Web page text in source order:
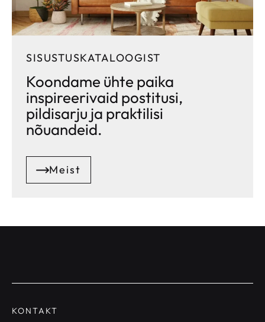
SISUSTUSKATALOOGIST
Koondame ühte paika
inspireerivaid postitusi,
pildisarju ja praktilisi
nõuandeid.
Meist
KONTAKT